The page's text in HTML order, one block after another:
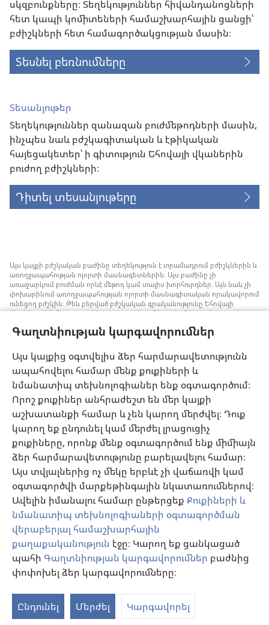
Գաղտնիության կարգավորումներ
Այս կայքից օգտվելիս ձեր հարմարավետությունն
ապահովելու համար մենք քուքիների և
նմանատիպ տեխնոլոգիաներ ենք օգտագործում։
Որոշ քուքիներ անհրաժեշտ են մեր կայքի
աշխատանքի համար և չեն կարող մերժվել։ Դուք
կարող եք ընդունել կամ մերժել լրացուցիչ
քուքիները, որոնք մենք օգտագործում ենք միմիայն
ձեր հարմարավետությունը բարելավելու համար։
Այս տվյալներից ոչ մեկը երբևէ չի վաճառվի կամ
օգտագործվի մարքեթինգային նկատառումներով։
Ավելին իմանալու համար ընթերցեք Քուքիների և
նմանատիպ տեխնոլոգիաների օգտագործման
վերաբերյալ համաշխարհային
քաղաքականություն էջը։ Կարող եք ցանկացած
պահի Գաղտնիության կարգավորումներ բաժնից
փոփոխել ձեր կարգավորումները։
Ընդունել Մերժել Կարգավորել
սկզբունքները։ Տեղեկություններ հիվանդանոցների
հետ կապի կոմիտեների համաշխարհային ցանցի՝
բժիշկների հետ համագործակցության մասին։
Տեսնել բեռնումները
Տեսանյութեր
Տեղեկություններ զանազան բուժմեթոդների մասին,
ինչպես նաև բժշկագիտական և էթիկական
հայեցակետեր՝ ի գիտություն Եհովայի վկաներին
բուժող բժիշկների։
Դիտել տեսանյութերը
Այս կայքի բժշկական բաժինը տեղեկություն է տրամադրում բժիշկներին և
առողջապահության ոլորտի մասնագետներին։ Այս բաժինը չի
առաջարկում բուժման որևէ մեթոդ կամ տալիս խորհուրդներ։ Այն նաև չի
փոխարինում առողջապահության ոլորտի մասնագիտական որակավորում
ունեցող բժշկին։ Թեև բերված բժշկական գրականությունը Եհովայի
վկաները չեն հրատարակել, բայց դրանցում խոսվում է առանց արյան
Յուրաքանչյուր մասնագետի պատասխանատվություն է իրազեկ լինել
քննարկել բուժման մեթոդները և օգնել նրանց որոշում կայացնելու՝ հաշվի
առնելով հիվանդի առողջական վիճակը, ցանկությունը, արժեքներն ու
հավատալիքները։ Թվարկված ոչ բոլոր ստրատեգիաներն են ընդունելի և
հասանելի բոլոր պացիենտների համար։
Պացիենտներ: Ձեր առողջական վիճակի կամ բուժման վերաբերյալ
խորհուրդներ հարցրեք ձեզ բուժող բժշկից կամ համապատասխան
որակավորում ունեցող այլ մասնագետից։ Դիմեք բժշկի, եթե կասկածում
եք, որ որևէ հիվանդություն ունեք։
Օգտվելու կարգը սահմանված է կայքից օգտվելու պայմաններով։
Արտաքին տեսքի կարգավորումներ
Copyright © 2026 Watch Tower Bible and Tract Society of Pennsylvania.
ՕԳՏԱԳՈՐԾՄԱՆ ՊԱՅՄԱՆՆԵՐ |
ՔԱՂԱՔԱԿԱՆՈՒԹՅՈՒՆ|ԳԱՂՏՆԻՈՒԹՅԱՆ ԿԱՐԳԱՎՈՐՈՒՄՆԵՐ